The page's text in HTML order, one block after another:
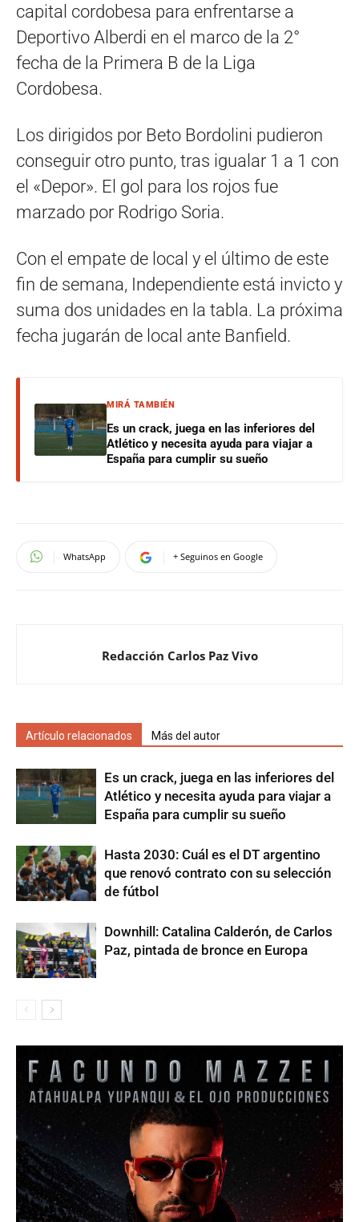
capital cordobesa para enfrentarse a
Deportivo Alberdi en el marco de la 2°
fecha de la Primera B de la Liga
Cordobesa.
Los dirigidos por Beto Bordolini pudieron
conseguir otro punto, tras igualar 1 a 1 con
el «Depor». El gol para los rojos fue
marzado por Rodrigo Soria.
Con el empate de local y el último de este
fin de semana, Independiente está invicto y
suma dos unidades en la tabla. La próxima
fecha jugarán de local ante Banfield.
MIRÁ TAMBIÉN
Es un crack, juega en las inferiores del
Atlético y necesita ayuda para viajar a
España para cumplir su sueño
WhatsApp + Seguinos en Google
Redacción Carlos Paz Vivo
Artículo relacionados Más del autor
Es un crack, juega en las inferiores del
Atlético y necesita ayuda para viajar a
España para cumplir su sueño
Hasta 2030: Cuál es el DT argentino
que renovó contrato con su selección
de fútbol
Downhill: Catalina Calderón, de Carlos
Paz, pintada de bronce en Europa